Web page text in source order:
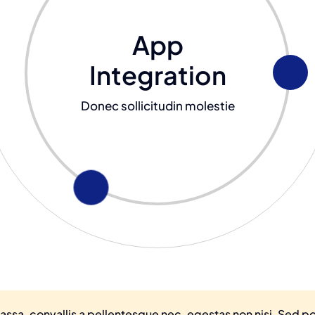
App
Integration
Donec sollicitudin molestie